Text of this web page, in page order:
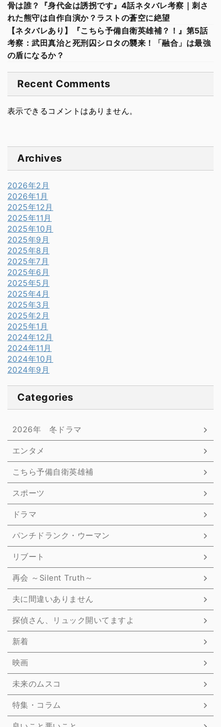
骨は誰？『身代金は誘拐です』4話ネタバレ考察｜刺さ
れた熊守は自作自演か？ラストの蒼空に絶望
【ネタバレあり】『こちら予備自衛英雄補？！』第5話
考察：武田真治と死刑囚シロタの襲来！「融合」は最強
の盾になるか？
Recent Comments
表示できるコメントはありません。
Archives
2026年2月
2026年1月
2025年12月
2025年11月
2025年10月
2025年9月
2025年8月
2025年7月
2025年6月
2025年5月
2025年4月
2025年3月
2025年2月
2025年1月
2024年12月
2024年11月
2024年10月
2024年9月
Categories
2026年 冬ドラマ
エンタメ
こちら予備自衛英雄補
スポーツ
ドラマ
パンチドランク・ウーマン
リブート
再会 ～Silent Truth～
夫に間違いありません
探偵さん、リュック開いてますよ
新着
映画
未来のムスコ
特集・コラム